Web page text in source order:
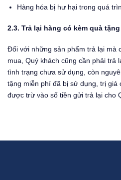
Hàng hóa bị hư hại trong quá
2.3. Trả lại hàng có kèm quà
Đối với những sản phẩm trả lại mà
mua, Quý khách cũng cần phải trả
tình trạng chưa sử dụng, còn
tặng miễn phí đã bị sử dụng, trị giá
được trừ vào số tiền gửi trả lại cho